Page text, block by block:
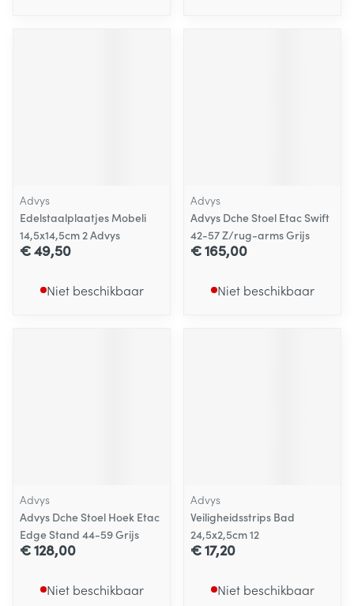
Advys
Edelstaalplaatjes Mobeli
14,5x14,5cm 2 Advys
€ 49,50
Niet beschikbaar
Advys
Advys Dche Stoel Etac Swift
42-57 Z/rug-arms Grijs
€ 165,00
Niet beschikbaar
Advys
Advys Dche Stoel Hoek Etac
Edge Stand 44-59 Grijs
€ 128,00
Niet beschikbaar
Advys
Veiligheidsstrips Bad
24,5x2,5cm 12
€ 17,20
Niet beschikbaar